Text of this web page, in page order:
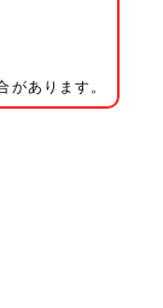
があります。